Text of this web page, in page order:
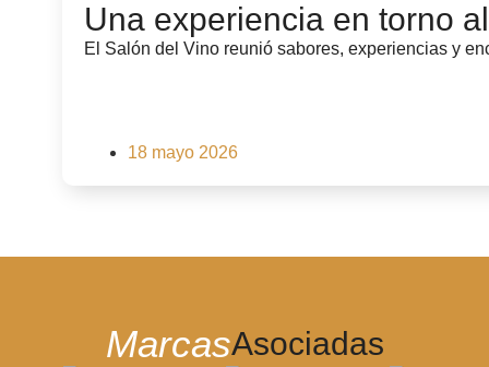
Una experiencia en torno
El Salón del Vino reunió sabores, experiencias y
18 mayo 2026
MarcasAsociadas